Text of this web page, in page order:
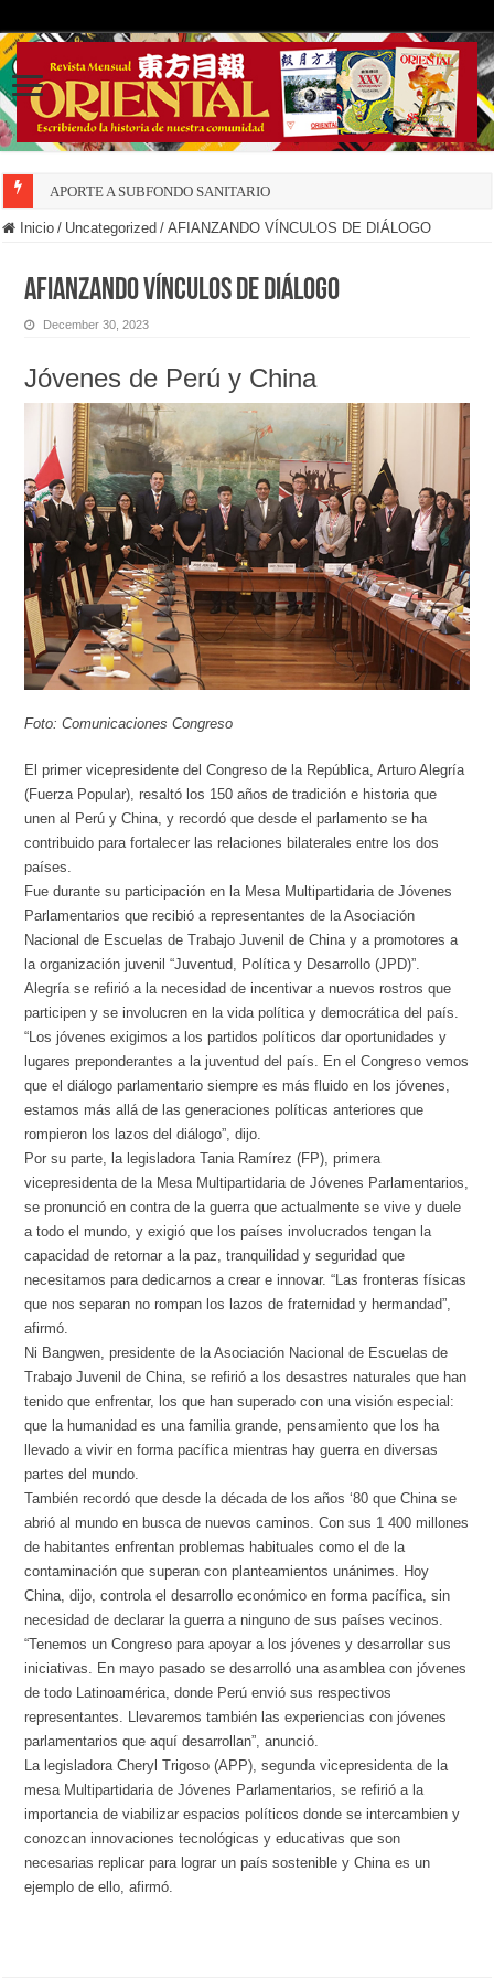
APORTE A SUBFONDO SANITARIO
Inicio / Uncategorized / AFIANZANDO VÍNCULOS DE DIÁLOGO
AFIANZANDO VÍNCULOS DE DIÁLOGO
December 30, 2023
Jóvenes de Perú y China
Foto: Comunicaciones Congreso
El primer vicepresidente del Congreso de la República, Arturo Alegría
(Fuerza Popular), resaltó los 150 años de tradición e historia que
unen al Perú y China, y recordó que desde el parlamento se ha
contribuido para fortalecer las relaciones bilaterales entre los dos
países.
Fue durante su participación en la Mesa Multipartidaria de Jóvenes
Parlamentarios que recibió a representantes de la Asociación
Nacional de Escuelas de Trabajo Juvenil de China y a promotores a
la organización juvenil “Juventud, Política y Desarrollo (JPD)”.
Alegría se refirió a la necesidad de incentivar a nuevos rostros que
participen y se involucren en la vida política y democrática del país.
“Los jóvenes exigimos a los partidos políticos dar oportunidades y
lugares preponderantes a la juventud del país. En el Congreso vemos
que el diálogo parlamentario siempre es más fluido en los jóvenes,
estamos más allá de las generaciones políticas anteriores que
rompieron los lazos del diálogo”, dijo.
Por su parte, la legisladora Tania Ramírez (FP), primera
vicepresidenta de la Mesa Multipartidaria de Jóvenes Parlamentarios,
se pronunció en contra de la guerra que actualmente se vive y duele
a todo el mundo, y exigió que los países involucrados tengan la
capacidad de retornar a la paz, tranquilidad y seguridad que
necesitamos para dedicarnos a crear e innovar. “Las fronteras físicas
que nos separan no rompan los lazos de fraternidad y hermandad”,
afirmó.
Ni Bangwen, presidente de la Asociación Nacional de Escuelas de
Trabajo Juvenil de China, se refirió a los desastres naturales que han
tenido que enfrentar, los que han superado con una visión especial:
que la humanidad es una familia grande, pensamiento que los ha
llevado a vivir en forma pacífica mientras hay guerra en diversas
partes del mundo.
También recordó que desde la década de los años ‘80 que China se
abrió al mundo en busca de nuevos caminos. Con sus 1 400 millones
de habitantes enfrentan problemas habituales como el de la
contaminación que superan con planteamientos unánimes. Hoy
China, dijo, controla el desarrollo económico en forma pacífica, sin
necesidad de declarar la guerra a ninguno de sus países vecinos.
“Tenemos un Congreso para apoyar a los jóvenes y desarrollar sus
iniciativas. En mayo pasado se desarrolló una asamblea con jóvenes
de todo Latinoamérica, donde Perú envió sus respectivos
representantes. Llevaremos también las experiencias con jóvenes
parlamentarios que aquí desarrollan”, anunció.
La legisladora Cheryl Trigoso (APP), segunda vicepresidenta de la
mesa Multipartidaria de Jóvenes Parlamentarios, se refirió a la
importancia de viabilizar espacios políticos donde se intercambien y
conozcan innovaciones tecnológicas y educativas que son
necesarias replicar para lograr un país sostenible y China es un
ejemplo de ello, afirmó.